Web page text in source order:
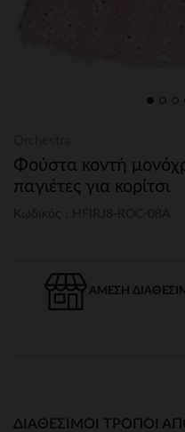
Φούστα κοντή
παγιέτες για κορίτσι
ΆΜΕΣΗ
ΔΙΑΘΈΣΙΜΟΙ ΤΡΌΠΟΙ